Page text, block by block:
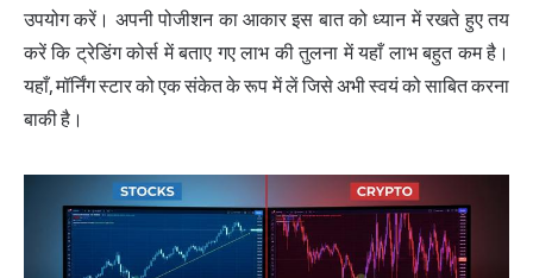
उपयोग करें। अपनी पोजीशन का आकार इस बात को ध्यान में रखते हुए तय
करें कि ट्रेडिंग कोर्स में बताए गए लाभ की तुलना में यहाँ लाभ बहुत कम है।
यहाँ, मॉर्निंग स्टार को एक संकेत के रूप में लें जिसे अभी स्वयं को साबित करना
बाकी है।